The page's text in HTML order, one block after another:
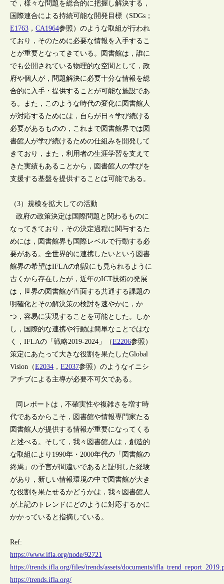
で，様々な問題を総合的に把握し解決する，
国際連合による持続可能な開発目標（SDGs；
E1763 ，CA1964参照）のような取組が行われ
ており，そのために必要な情報を入手するこ
とが重要となってきている。図書館は，誰に
でも公開されている物理的な空間として，政
府や個人が，問題解決に必要十分な情報を総
合的に入手・提供することが可能な施設であ
る。また，このような時代の変化に図書館人
が対応するためには，自らが日々学び続ける
必要があるものの，これまで図書館界では図
書館人が学び続けるための仕組みを開発して
きており，また，利用者の生涯学習を支えて
きた実績もあることから，図書館人の学びを
支援する基盤を提供することは可能である。
（3）規模を拡大しての活動
政府の政策決定は国際問題と関わるものに
なってきており，その決定過程に関与するた
めには，図書館界も国際レベルで行動する必
要がある。全世界的に連携したいという図書
館界の希望はIFLAの創設にも見られるように
古くから存在したが，近年のICT技術の発展
は，世界の図書館が直面する共通する課題の
明確化とその解決策の検討を速やかに，か
つ，容易に実現することを可能とした。しか
し，国際的な連携や行動は簡単なことではな
く，IFLAの「戦略2019-2024」（E2206参照）
策定にあたって大きな役割を果たしたGlobal
Vision（E2034 ，E2037参照）のようなイニシ
アチブによる主導が必要不可欠である。
同レポートは，不確実性や複雑さを増す時
代であるからこそ，図書館や情報専門家たる
図書館人が提供する情報が重要になってくる
と述べる。そして，我々図書館人は，創造的
な取組により1990年・2000年代の「図書館の
終焉」の予言が間違いであると証明した経験
があり，新しい情報環境の中で図書館が大き
な役割を果たせるかどうかは，我々図書館人
が上記のトレンドにどのように対応するかに
かかっていると指摘している。
Ref:
https://www.ifla.org/node/92721
https://trends.ifla.org/files/trends/assets/documents/
https://trends.ifla.org/